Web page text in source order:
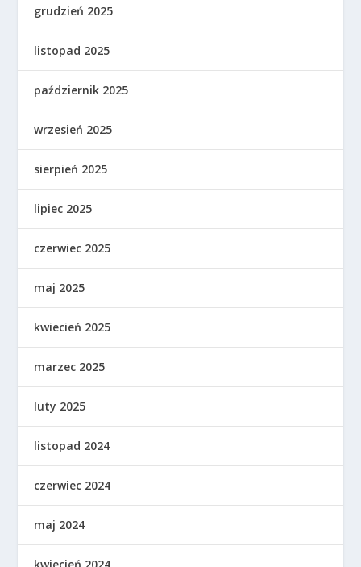
grudzień 2025
listopad 2025
październik 2025
wrzesień 2025
sierpień 2025
lipiec 2025
czerwiec 2025
maj 2025
kwiecień 2025
marzec 2025
luty 2025
listopad 2024
czerwiec 2024
maj 2024